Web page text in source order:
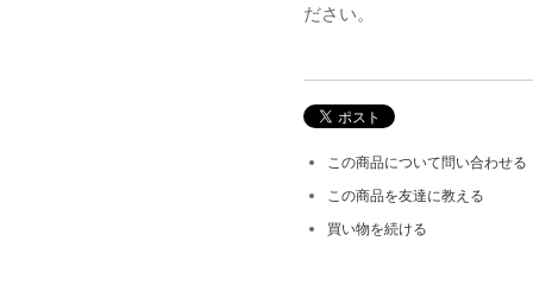
ださい。
この商品について問い合わせる
この商品を友達に教える
買い物を続ける